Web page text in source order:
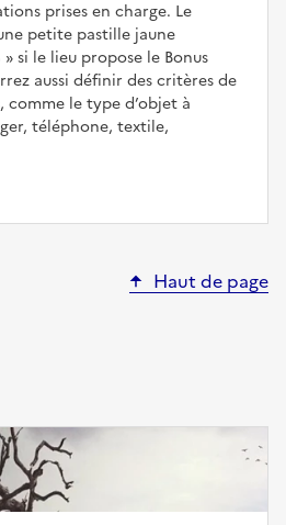
prises en charge. Le
petite pastille jaune
si le lieu propose le Bonus
aussi définir des critères de
comme le type d’objet à
téléphone, textile,
Haut de page